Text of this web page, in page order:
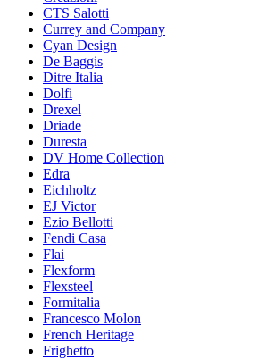
CTS Salotti
Currey and Company
Cyan Design
De Baggis
Ditre Italia
Dolfi
Drexel
Driade
Duresta
DV Home Collection
Edra
Eichholtz
EJ Victor
Ezio Bellotti
Fendi Casa
Flai
Flexform
Flexsteel
Formitalia
Francesco Molon
French Heritage
Frighetto